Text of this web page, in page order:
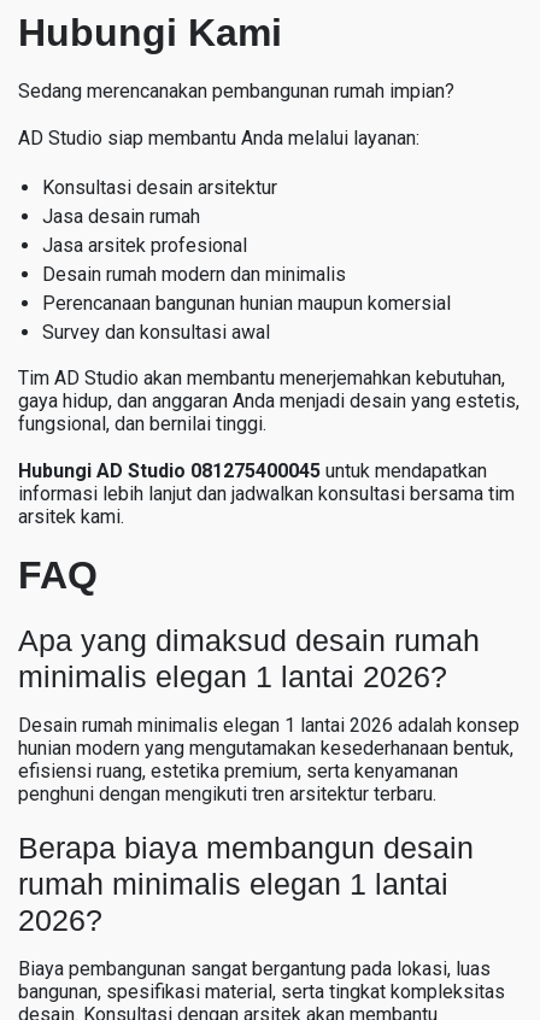
Hubungi Kami
Sedang merencanakan pembangunan rumah impian?
AD Studio siap membantu Anda melalui layanan:
Konsultasi desain arsitektur
Jasa desain rumah
Jasa arsitek profesional
Desain rumah modern dan minimalis
Perencanaan bangunan hunian maupun komersial
Survey dan konsultasi awal
Tim AD Studio akan membantu menerjemahkan kebutuhan,
gaya hidup, dan anggaran Anda menjadi desain yang estetis,
fungsional, dan bernilai tinggi.
Hubungi AD Studio 081275400045 untuk mendapatkan
informasi lebih lanjut dan jadwalkan konsultasi bersama tim
arsitek kami.
FAQ
Apa yang dimaksud desain rumah
minimalis elegan 1 lantai 2026?
Desain rumah minimalis elegan 1 lantai 2026 adalah konsep
hunian modern yang mengutamakan kesederhanaan bentuk,
efisiensi ruang, estetika premium, serta kenyamanan
penghuni dengan mengikuti tren arsitektur terbaru.
Berapa biaya membangun desain
rumah minimalis elegan 1 lantai
2026?
Biaya pembangunan sangat bergantung pada lokasi, luas
bangunan, spesifikasi material, serta tingkat kompleksitas
desain. Konsultasi dengan arsitek akan membantu